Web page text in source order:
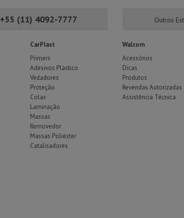
+55 (11) 4092-7777 Outros
CarPlast
Primers
Adesivos Plástico
Vedadores
Proteção
Colas
Laminação
Massas
Removedor
Massas Poliéster
Catalisadores
Walcom
Acessórios
Dicas
Produtos
Revendas Autorizadas
Assistência Técnica